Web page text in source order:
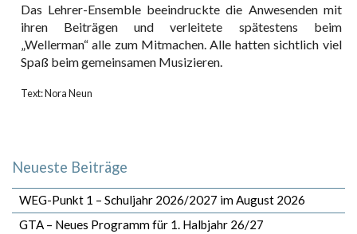
Das Lehrer-Ensemble beeindruckte die Anwesenden mit
ihren Beiträgen und verleitete spätestens beim
„Wellerman“ alle zum Mitmachen. Alle hatten sichtlich viel
Spaß beim gemeinsamen Musizieren.
Text: Nora Neun
Neueste Beiträge
WEG-Punkt 1 – Schuljahr 2026/2027 im August 2026
GTA – Neues Programm für 1. Halbjahr 26/27